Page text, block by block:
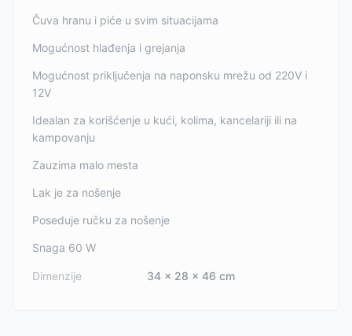
Čuva hranu i piće u svim situacijama
Mogućnost hlađenja i grejanja
Mogućnost priključenja na naponsku mrežu od 220V i
12V
Idealan za korišćenje u kući, kolima, kancelariji ili na
kampovanju
Zauzima malo mesta
Lak je za nošenje
Poseduje ručku za nošenje
Snaga 60 W
Dimenzije 34 x 28 x 46 cm